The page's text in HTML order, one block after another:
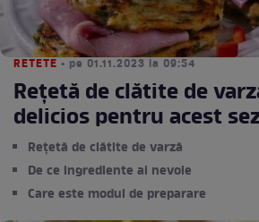
RETETE • pe 01.11.2023 la 09:54
Rețetă de clătite de
delicios pentru acest
Rețetă de clătite de varză
De ce ingrediente ai nevoie
Care este modul de preparare